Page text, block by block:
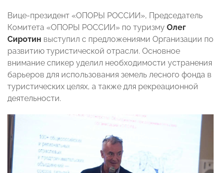
Вице-президент «ОПОРЫ РОССИИ», Председатель
Комитета «ОПОРЫ РОССИИ» по туризму Олег
Сиротин выступил с предложениями Организации по
развитию туристической отрасли. Основное
внимание спикер уделил необходимости устранения
барьеров для использования земель лесного фонда в
туристических целях, а также для рекреационной
деятельности.